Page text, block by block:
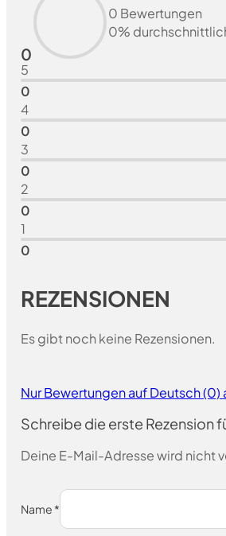
0
0 Bewertungen
0%
5
0
4
0
3
0
2
0
1
0
REZENSIONEN
Es gibt noch keine Rezensionen.
Nur Bewertungen auf Deutsch (0)
Schreibe die erste Rezension
Deine E-Mail-Adresse wird nicht
Name *